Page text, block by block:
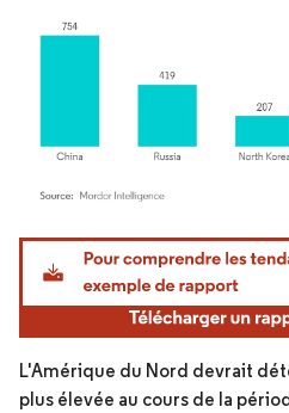
Image © Mordor Intelligence. La
L'Amérique du Nord devrait
plus élevée au cours de la